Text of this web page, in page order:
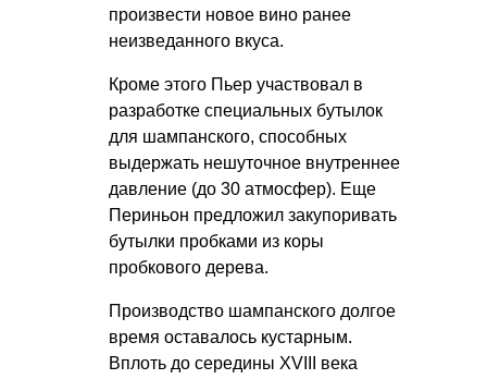
произвести новое вино ранее
неизведанного вкуса.
Кроме этого Пьер участвовал в
разработке специальных бутылок
для шампанского, способных
выдержать нешуточное внутреннее
давление (до 30 атмосфер). Еще
Периньон предложил закупоривать
бутылки пробками из коры
пробкового дерева.
Производство шампанского долгое
время оставалось кустарным.
Вплоть до середины XVIII века